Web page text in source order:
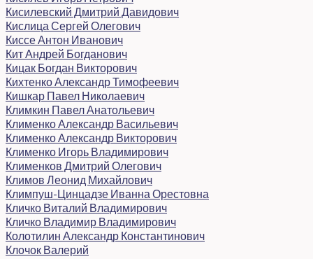
Кисилевский Дмитрий Давидович
Кислица Сергей Олегович
Киссе Антон Иванович
Кит Андрей Богданович
Кицак Богдан Викторович
Кихтенко Александр Тимофеевич
Кишкар Павел Николаевич
Климкин Павел Анатольевич
Клименко Александр Васильевич
Клименко Александр Викторович
Клименко Игорь Владимирович
Клименков Дмитрий Олегович
Климов Леонид Михайлович
Климпуш-Цинцадзе Иванна Орестовна
Кличко Виталий Владимирович
Кличко Владимир Владимирович
Колотилин Александр Константинович
Клочок Валерий